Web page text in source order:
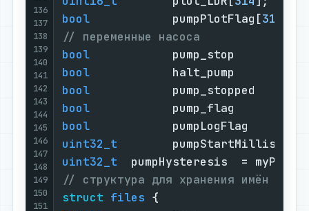
136
137
138
139
140
141
142
143
144
145
146
147
148
149
150
151
bool
            pumpPlotFlag[
312
// переменные насоса
bool
            pump_stop       =
bool
            halt_pump       =
bool
            pump_stopped    =
bool
            pump_flag       =
bool
            pumpLogFlag     =
uint32_t
uint32_t
pumpHysteresis  =
// структура для хранения имён
struct files